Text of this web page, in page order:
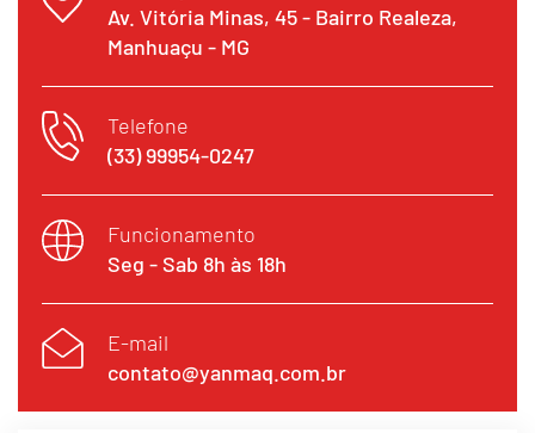
Av. Vitória Minas, 45 - Bairro Realeza,
Manhuaçu - MG
Telefone
(33) 99954-0247
Funcionamento
Seg - Sab 8h às 18h
E-mail
contato@yanmaq.com.br